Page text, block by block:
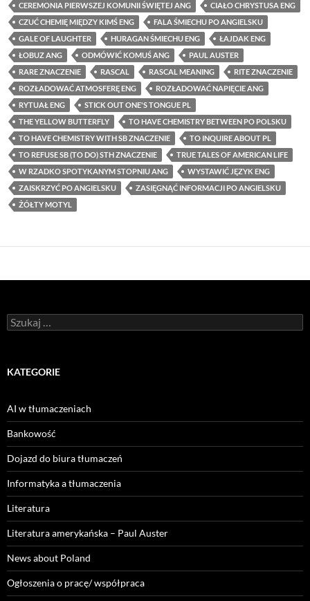
CEREMONIA PIERWSZEJ KOMUNII ŚWIĘTEJ ANG
CIAŁO CHRYSTUSA ENG
CZUĆ CHEMIĘ MIĘDZY KIMŚ ENG
FALA ŚMIECHU PO ANGIELSKU
GALE OF LAUGHTER
HURAGAN ŚMIECHU ENG
ŁAJDAK ENG
ŁOBUZ ANG
ODMÓWIĆ KOMUŚ ANG
PAUL AUSTER
RARE ZNACZENIE
RASCAL RASCAL MEANING
RITE ZNACZENIE
ROZŁADOWAĆ ATMOSFERĘ ENG
ROZŁADOWAĆ NAPIĘCIE ANG
RYTUAŁ ENG
STICK OUT ONE'S TONGUE PL
THE YELLOW BUTTERFLY
TO HAVE CHEMISTRY BETWEEN PO POLSKU
TO HAVE CHEMISTRY WITH SB ZNACZENIE
TO INQUIRE ABOUT PL
TO REFUSE SB (TO DO) STH ZNACZENIE
TRUE TALES OF AMERICAN LIFE
W RZADKO SPOTYKANYM STOPNIU ANG
WYSTAWIĆ JĘZYK ENG
ZAISKRZYĆ PO ANGIELSKU
ZASIĘGNĄĆ INFORMACJI PO ANGIELSKU
ŻÓŁTY MOTYL
Szukaj:
KATEGORIE
AI w tłumaczeniach
Bankowość
Dojazd do biura tłumaczeń
Informatyka a tłumaczenia
Literatura
Literatura amerykańska – Paul Auster
News about Poland
Ogłoszenia o pracę/ współpraca